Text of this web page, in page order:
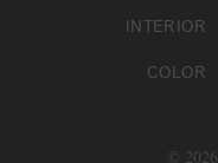
INTERIOR
COLOR
©